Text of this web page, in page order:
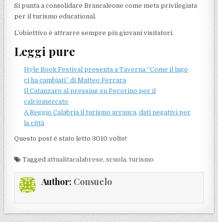
Si punta a consolidare Brancaleone come meta privilegiata
per il turismo educational.
L’obiettivo è attrarre sempre più giovani visitatori.
Leggi pure
Hyle Book Festival presenta a Taverna “Come il lago
ci ha cambiati” di Matteo Ferrara
Il Catanzaro al pressing su Pecorino per il
calciomercato
A Reggio Calabria il turismo arranca, dati negativi per
la città
Questo post é stato letto 3010 volte!
Taggedattualitacalabrese,scuola,turismo
Author: Consuelo